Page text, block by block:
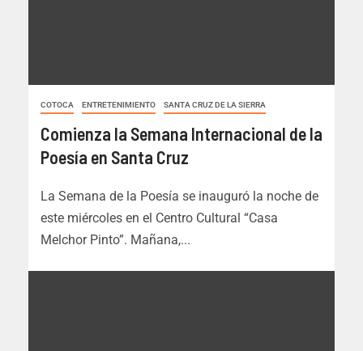
COTOCA ENTRETENIMIENTO SANTA CRUZ DE LA SIERRA
Comienza la Semana Internacional de la
Poesía en Santa Cruz
La Semana de la Poesía se inauguró la noche de
este miércoles en el Centro Cultural “Casa
Melchor Pinto”. Mañana,...